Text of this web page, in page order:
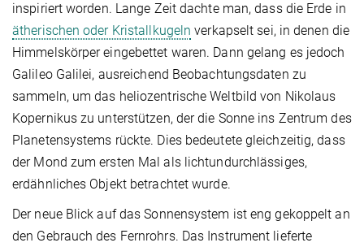
inspiriert worden. Lange Zeit dachte man, dass die Erde in
ätherischen oder Kristallkugeln verkapselt sei, in denen die
Himmelskörper eingebettet waren. Dann gelang es jedoch
Galileo Galilei, ausreichend Beobachtungsdaten zu
sammeln, um das heliozentrische Weltbild von Nikolaus
Kopernikus zu unterstützen, der die Sonne ins Zentrum des
Planetensystems rückte. Dies bedeutete gleichzeitig, dass
der Mond zum ersten Mal als lichtundurchlässiges,
erdähnliches Objekt betrachtet wurde.
Der neue Blick auf das Sonnensystem ist eng gekoppelt an
den Gebrauch des Fernrohrs. Das Instrument lieferte